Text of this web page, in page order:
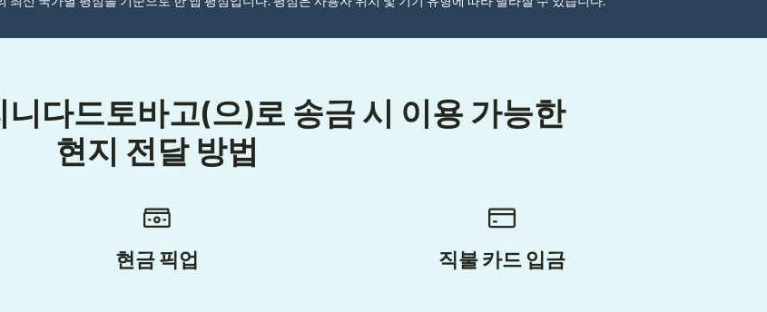
다드토바고(으)로 송금 시 이용 가능한
현지 전달 방법
현금 픽업 직불 카드 입금